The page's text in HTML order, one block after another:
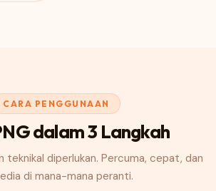
CARA PENGGUNAAN
dalam 3 Langkah
teknikal diperlukan. Percuma, cepat, dan
di mana-mana peranti.